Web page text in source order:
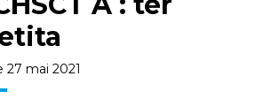
27 mai 2021